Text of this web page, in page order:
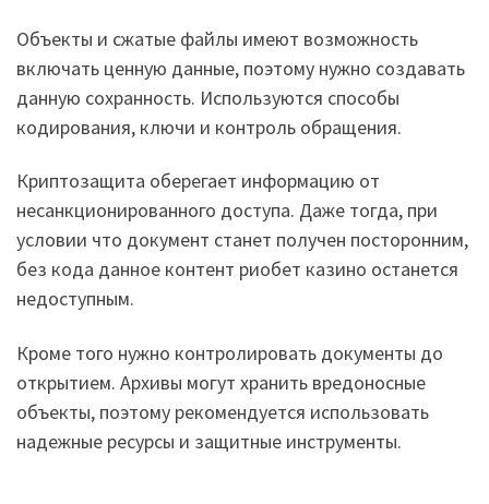
Объекты и сжатые файлы имеют возможность
включать ценную данные, поэтому нужно создавать
данную сохранность. Используются способы
кодирования, ключи и контроль обращения.
Криптозащита оберегает информацию от
несанкционированного доступа. Даже тогда, при
условии что документ станет получен посторонним,
без кода данное контент риобет казино останется
недоступным.
Кроме того нужно контролировать документы до
открытием. Архивы могут хранить вредоносные
объекты, поэтому рекомендуется использовать
надежные ресурсы и защитные инструменты.